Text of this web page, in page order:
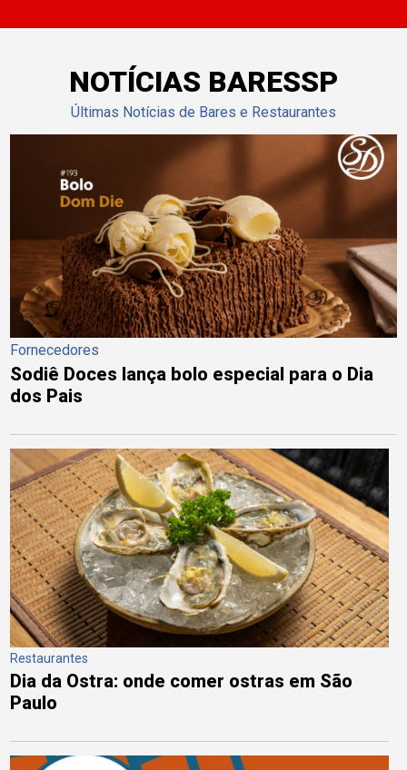
NOTÍCIAS BARESSP
Últimas Notícias de Bares e Restaurantes
Fornecedores
Sodiê Doces lança bolo especial para o Dia
dos Pais
Restaurantes
Dia da Ostra: onde comer ostras em São
Paulo